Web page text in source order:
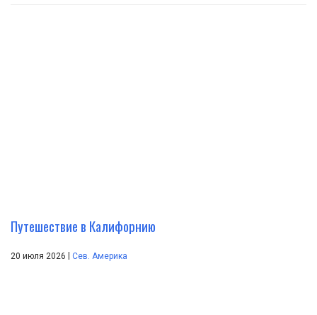
Путешествие в Калифорнию
20 июля 2026 | Сев. Америка